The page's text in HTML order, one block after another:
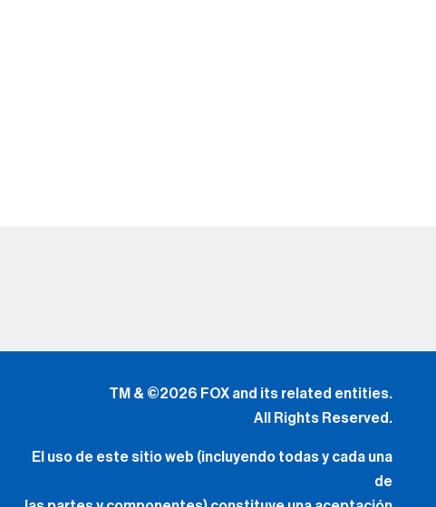
de
las partes y componentes) constituye una aceptación
Política de Privacidad.
Tus Opciones de Privacidad